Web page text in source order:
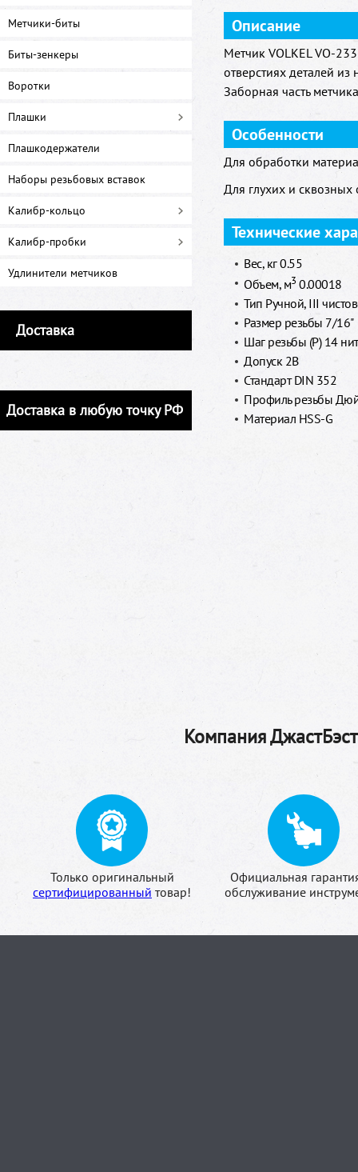
Метчики-биты
Биты-зенкеры
Воротки
Плашки
Плашкодержатели
Наборы резьбовых вставок
Калибр-кольцо
Калибр-пробки
Удлинители метчиков
Доставка
Доставка в любую точку РФ
Описание
Метчик VOLKEL VO-
отверстиях деталей
Заборная часть
Особенности
Для обработки
Для глухих и сквозных
Технические
Вес, кг 0.55
Объем, м3 0.00018
Тип Ручной, III
Размер резьбы 7/16"
Шаг резьбы (Р) 14
Допуск 2B
Стандарт DIN 352
Профиль резьбы
Материал HSS-G
Компания
Только оригинальный
сертифицированный товар!
Официальная
обслуживание